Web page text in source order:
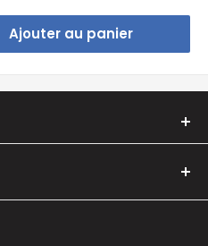
Ajouter au panier
systèmes d’alarme
et accessoires
etsans abonnement.
votre entreprise avec